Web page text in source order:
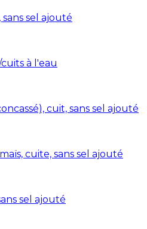
sel ajouté
à l'eau
cuit, sans sel ajouté
cuite, sans sel ajouté
sel ajouté